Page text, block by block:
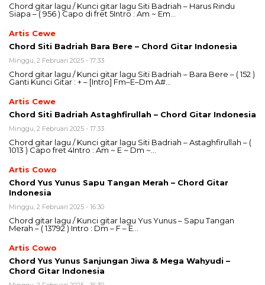
Chord gitar lagu / Kunci gitar lagu Siti Badriah – Harus Rindu
Siapa – ( 956 ) Capo di fret 5Intro : Am ~ Em…
Artis Cewe
Chord Siti Badriah Bara Bere – Chord Gitar Indonesia
Minggu, 2 Februari 2025 - 17:33
Chord gitar lagu / Kunci gitar lagu Siti Badriah – Bara Bere – ( 152 )
Ganti Kunci Gitar : + – [Intro] Fm–E–Dm A#…
Artis Cewe
Chord Siti Badriah Astaghfirullah – Chord Gitar Indonesia
Minggu, 2 Februari 2025 - 17:33
Chord gitar lagu / Kunci gitar lagu Siti Badriah – Astaghfirullah – (
1013 ) Capo fret 4Intro : Am ~ E ~ Dm ~…
Artis Cowo
Chord Yus Yunus Sapu Tangan Merah – Chord Gitar
Indonesia
Minggu, 2 Februari 2025 - 16:30
Chord gitar lagu / Kunci gitar lagu Yus Yunus – Sapu Tangan
Merah – ( 13792 ) Intro : Dm – F – E…
Artis Cowo
Chord Yus Yunus Sanjungan Jiwa & Mega Wahyudi –
Chord Gitar Indonesia